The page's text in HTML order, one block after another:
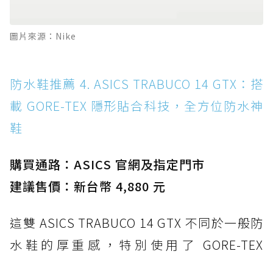
圖片來源：Nike
防水鞋推薦 4. ASICS TRABUCO 14 GTX：搭
載 GORE-TEX 隱形貼合科技，全方位防水神
鞋
購買通路：ASICS 官網及指定門市
建議售價：新台幣 4,880 元
這雙 ASICS TRABUCO 14 GTX 不同於一般防
水鞋的厚重感，特別使用了 GORE-TEX